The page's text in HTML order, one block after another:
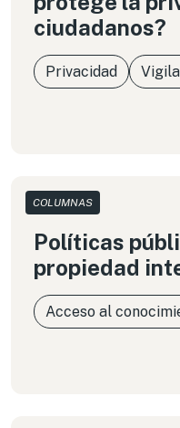
ciudadanos?
Privacidad
COLUMNAS
Políticas
propiedad
Acceso al